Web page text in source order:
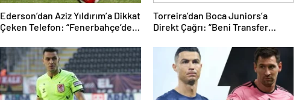
Ederson’dan Aziz Yıldırım’a Dikkat
Çeken Telefon: “Fenerbahçe’de
Torreira’dan Boca Juniors’a
Direkt Çağrı: “Beni Transfer
Amerika Hayali Gerçekleşiyor